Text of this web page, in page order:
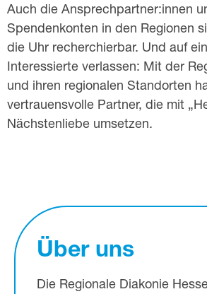
Auch die Ansprechpartner:innen
Spendenkonten in den Regionen
die Uhr recherchierbar. Und auf
Interessierte verlassen: Mit der
und ihren regionalen Standorten
vertrauensvolle Partner, die mit
Nächstenliebe umsetzen.
Über uns
Die Regionale Diakonie